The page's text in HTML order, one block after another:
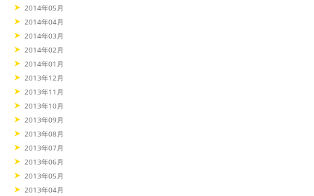
2014年05月
2014年04月
2014年03月
2014年02月
2014年01月
2013年12月
2013年11月
2013年10月
2013年09月
2013年08月
2013年07月
2013年06月
2013年05月
2013年04月